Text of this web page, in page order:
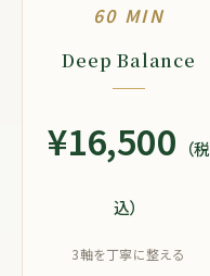
60 MIN
Deep Balance
¥16,500 （税
込）
3軸を丁寧に整える